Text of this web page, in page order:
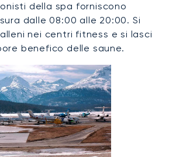
della spa forniscono
dalle 08:00 alle 20:00. Si
nei centri fitness e si lasci
benefico delle saune.